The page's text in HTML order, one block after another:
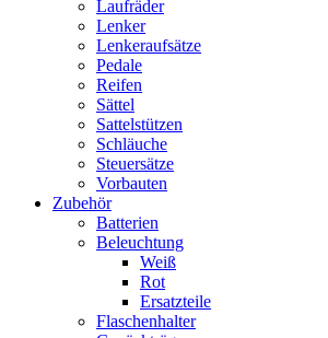
Laufräder
Lenker
Lenkeraufsätze
Pedale
Reifen
Sättel
Sattelstützen
Schläuche
Steuersätze
Vorbauten
Zubehör
Batterien
Beleuchtung
Weiß
Rot
Ersatzteile
Flaschenhalter